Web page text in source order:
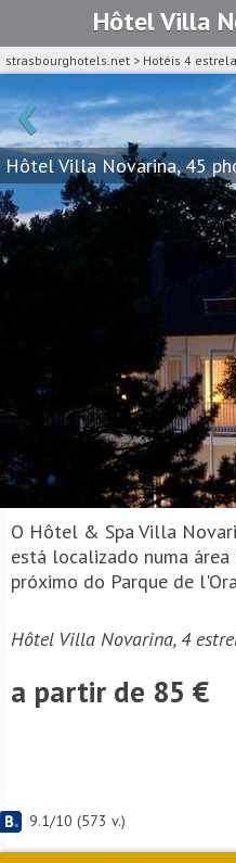
Hôtel Villa
strasbourghotels.net > Hotéis 4
‹
Hôtel Villa Novarina, 45
O Hôtel & Spa Villa
está localizado numa
próximo do Parque de
Hôtel Villa Novarina, 4
a partir de 85 €
9.1/10 (573 v.)